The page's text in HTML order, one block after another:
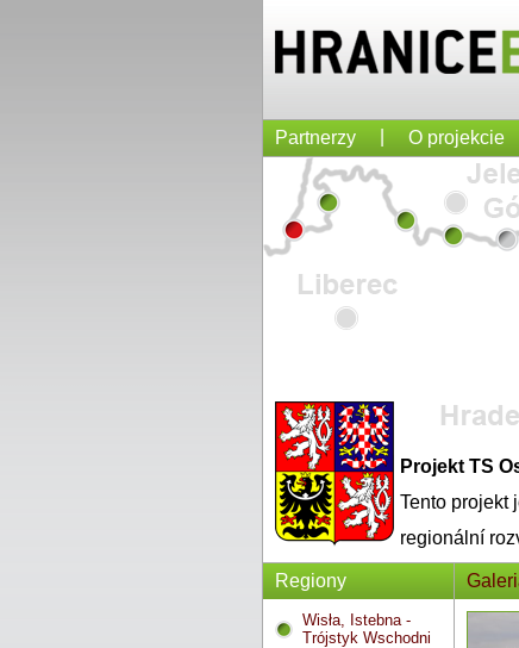
Partnerzy O projekcie
Projekt TS
Tento projekt
regionální
Regiony
Wisła, Istebna -
Trójstyk Wschodni